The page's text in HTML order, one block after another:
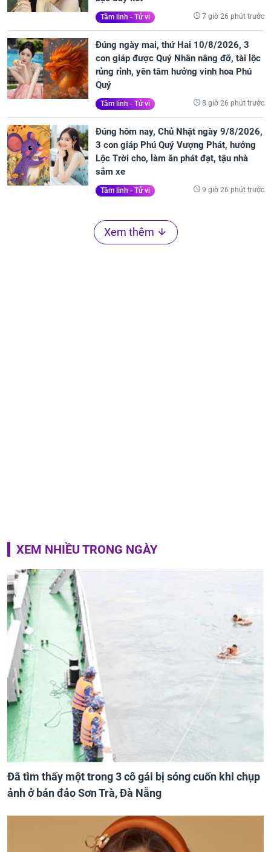
Tâm linh - Tử vi 7 giờ 26 phút trước
Đúng ngày mai, thứ Hai 10/8/2026, 3
con giáp được Quý Nhân nâng đỡ, tài lộc
rủng rỉnh, yên tâm hưởng vinh hoa Phú
Quý
Tâm linh - Tử vi 8 giờ 26 phút trước
Đúng hôm nay, Chủ Nhật ngày 9/8/2026,
3 con giáp Phú Quý Vượng Phát, hưởng
Lộc Trời cho, làm ăn phát đạt, tậu nhà
sắm xe
Tâm linh - Tử vi 9 giờ 26 phút trước
Xem thêm
XEM NHIỀU TRONG NGÀY
Đã tìm thấy một trong 3 cô gái bị sóng cuốn khi chụp
ảnh ở bán đảo Sơn Trà, Đà Nẵng